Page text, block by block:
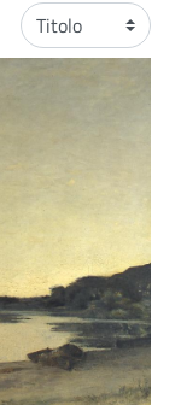
Ordinamento